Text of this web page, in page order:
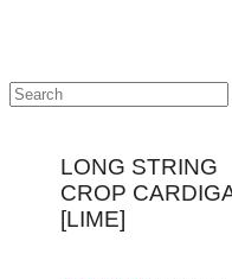
LONG STRING
CROP
[LIME]